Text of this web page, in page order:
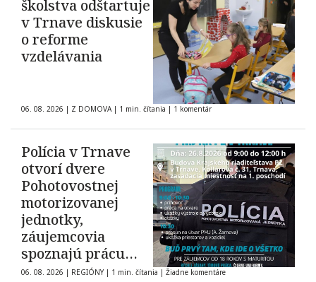
školstva odštartuje
v Trnave diskusie
o reforme
vzdelávania
06. 08. 2026 | Z DOMOVA | 1 min. čítania | 1 komentár
Polícia v Trnave
otvorí dvere
Pohotovostnej
motorizovanej
jednotky,
záujemcovia
spoznajú prácu
zásahovej jednotky
06. 08. 2026 | REGIÓNY | 1 min. čítania | Žiadne komentáre